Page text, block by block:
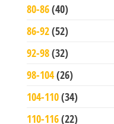
80-86(40)
86-92(52)
92-98(32)
98-104(26)
104-110(34)
110-116(22)